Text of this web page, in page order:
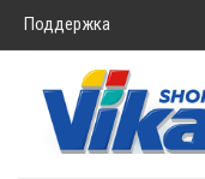
Поддержка